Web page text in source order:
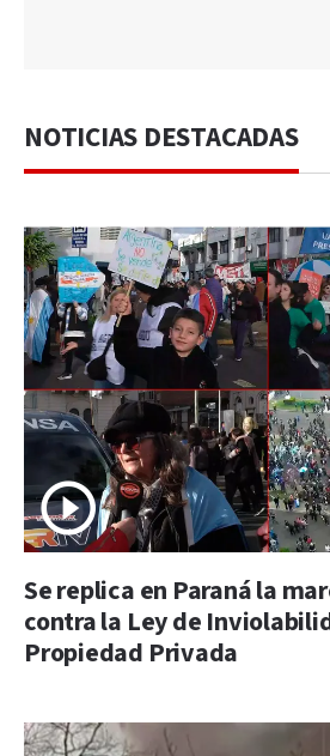
NOTICIAS DESTACADAS
Se replica en Paraná la
contra la Ley de
Propiedad Privada